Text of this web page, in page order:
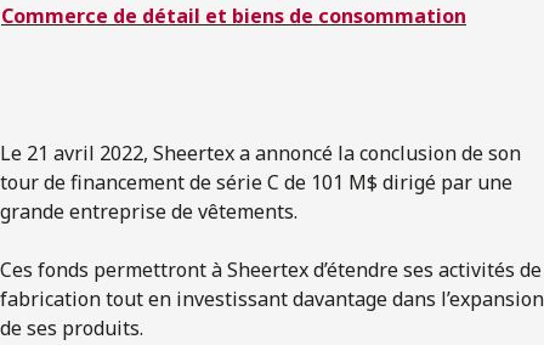
Commerce de détail et biens de consommation
Le 21 avril 2022, Sheertex a annoncé la conclusion de son
tour de financement de série C de 101 M$ dirigé par une
grande entreprise de vêtements.
Ces fonds permettront à Sheertex d’étendre ses activités de
fabrication tout en investissant davantage dans l’expansion
de ses produits.